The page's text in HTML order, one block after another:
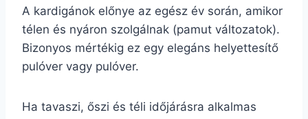
A kardigánok előnye az egész év során, amikor
télen és nyáron szolgálnak (pamut változatok).
Bizonyos mértékig ez egy elegáns helyettesítő
pulóver vagy pulóver.
Ha tavaszi, őszi és téli időjárásra alkalmas